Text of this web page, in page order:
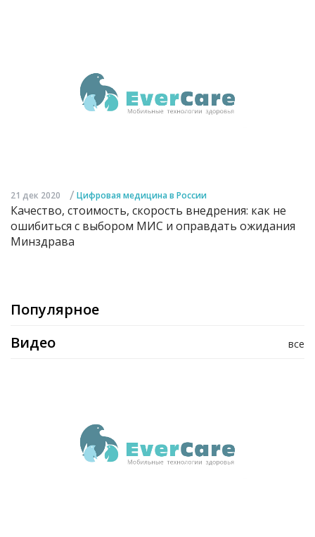
21 дек 2020 / Цифровая медицина в России
Качество, стоимость, скорость внедрения: как не
ошибиться с выбором МИС и оправдать ожидания
Минздрава
Популярное
все
Видео